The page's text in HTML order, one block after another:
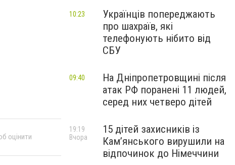
оцінити
Українців попереджають
про шахраїв, які
телефонують нібито від
СБУ
10:23
На Дніпропетровщині після
атак РФ поранені 11 людей,
серед них четверо дітей
09:40
15 дітей захисників із
Кам’янського вирушили на
відпочинок до Німеччини
19:19
Вчора